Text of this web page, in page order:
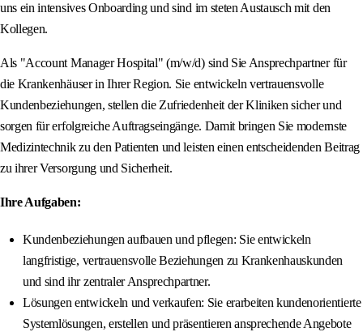
uns ein intensives Onboarding und sind im steten Austausch mit den
Kollegen.
Als "Account Manager Hospital" (m/w/d) sind Sie Ansprechpartner für
die Krankenhäuser in Ihrer Region. Sie entwickeln vertrauensvolle
Kundenbeziehungen, stellen die Zufriedenheit der Kliniken sicher und
sorgen für erfolgreiche Auftragseingänge. Damit bringen Sie modernste
Medizintechnik zu den Patienten und leisten einen entscheidenden Beitrag
zu ihrer Versorgung und Sicherheit.
Ihre Aufgaben:
Kundenbeziehungen aufbauen und pflegen: Sie entwickeln
langfristige, vertrauensvolle Beziehungen zu Krankenhauskunden
und sind ihr zentraler Ansprechpartner.
Lösungen entwickeln und verkaufen: Sie erarbeiten kundenorientierte
Systemlösungen, erstellen und präsentieren ansprechende Angebote